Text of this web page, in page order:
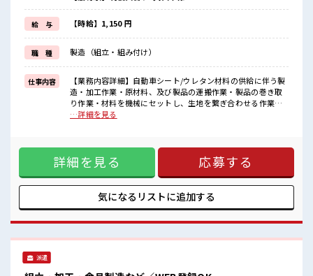
毎日の服装の悩み解消♪
≪未経験の方も大カンゲイ≫
新しいことにチャレンジするのは不安だけど、
しっかり働く環境が整っています！
イチからスキルUP・ステップUP目指していきましょう！
≪自分に合った期間で働ける≫
福利厚生が整った派遣のお仕事です！
■職場の雰囲気
少人数ですぐに馴染むことができそう♪
髪型自由な職場！
休憩室で自分タイム！
のんびりスマホチェック♪
給 与 【時給】1,150 円
職 種 製造（組立・組み付け）
仕事内容
【業務内容詳細】自動車シート/ウレタン材料の供給に伴う製
造・加工作業・原材料、及び製品の運搬作業・製品の巻き取
り作業・材料を機械にセットし、生地を繋ぎ合わせる作業
【取扱製品情報】自動車シート ■お仕事PR ≪稼ぎたい人向け
たり奇抜でなければ基本的に自由！ (規定有)≪ラクラク制服
アリ≫ 制服があるので、 毎日の服装の悩み解消♪ ≪未経験の
方も大カンゲイ≫ 新しいことにチャレンジするのは不安だけ
ど、 しっかり働く環境が整っています！ イチからスキルUP・
ステップUP目指していきましょう！ ≪自分に合った期間で働
ける≫ 福利厚生が整った派遣のお仕事です！ ■職場の雰囲気
☆ 髪型にこだわりのあるアナタは必見！ 髪型自由な職場！ 休
憩室で自分タイム！ のんびりスマホチェック♪
…詳細を見る
詳細を見る 応募する
気になるリストに追加する
派遣